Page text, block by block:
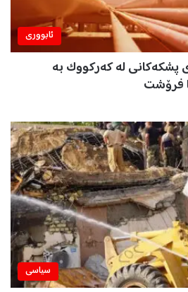
ئابووری
پێترۆڵیەم 15%ی پشکەکانی لە کەرکووک بە
فرۆشت
سیاسی